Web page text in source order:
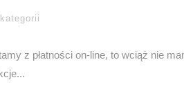
z płatności on-line, to wciąż nie